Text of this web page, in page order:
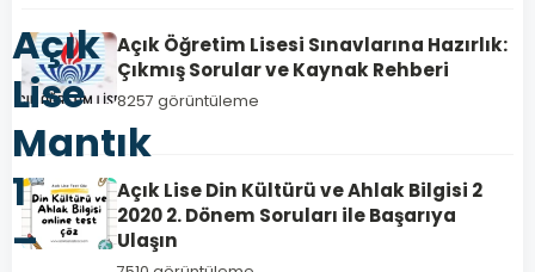
Açık
Lise
Mantık
1
–
Açık Öğretim Lisesi Sınavlarına Hazırlık:
Çıkmış Sorular ve Kaynak Rehberi
8257 görüntüleme
Açık Lise Din Kültürü ve Ahlak Bilgisi 2
2020 2. Dönem Soruları ile Başarıya
Ulaşın